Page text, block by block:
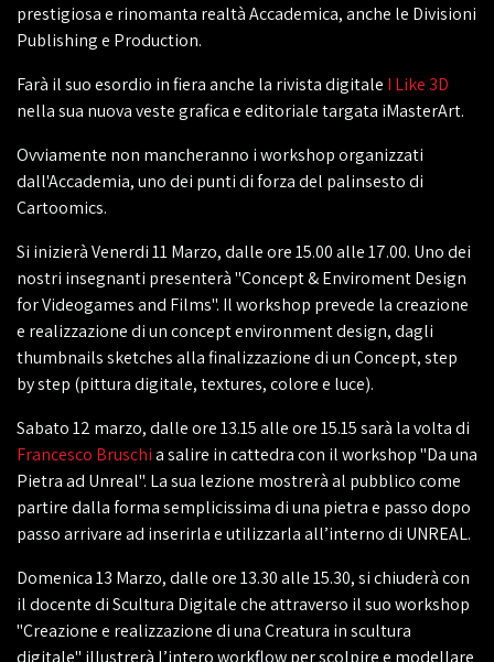
prestigiosa e rinomanta realtà Accademica, anche le Divisioni
Publishing e Production.
Farà il suo esordio in fiera anche la rivista digitale I Like 3D
nella sua nuova veste grafica e editoriale targata iMasterArt.
Ovviamente non mancheranno i workshop organizzati
dall'Accademia, uno dei punti di forza del palinsesto di
Cartoomics.
Si inizierà Venerdi 11 Marzo, dalle ore 15.00 alle 17.00. Uno dei
nostri insegnanti presenterà "Concept & Enviroment Design
for Videogames and Films". Il workshop prevede la creazione
e realizzazione di un concept environment design, dagli
thumbnails sketches alla finalizzazione di un Concept, step
by step (pittura digitale, textures, colore e luce).
Sabato 12 marzo, dalle ore 13.15 alle ore 15.15 sarà la volta di
Francesco Bruschia salire in cattedra con il workshop "Da una
Pietra ad Unreal". La sua lezione mostrerà al pubblico come
partire dalla forma semplicissima di una pietra e passo dopo
passo arrivare ad inserirla e utilizzarla all’interno di UNREAL.
Domenica 13 Marzo, dalle ore 13.30 alle 15.30, si chiuderà con
il docente di Scultura Digitale che attraverso il suo workshop
"Creazione e realizzazione di una Creatura in scultura
digitale" illustrerà l’intero workflow per scolpire e modellare